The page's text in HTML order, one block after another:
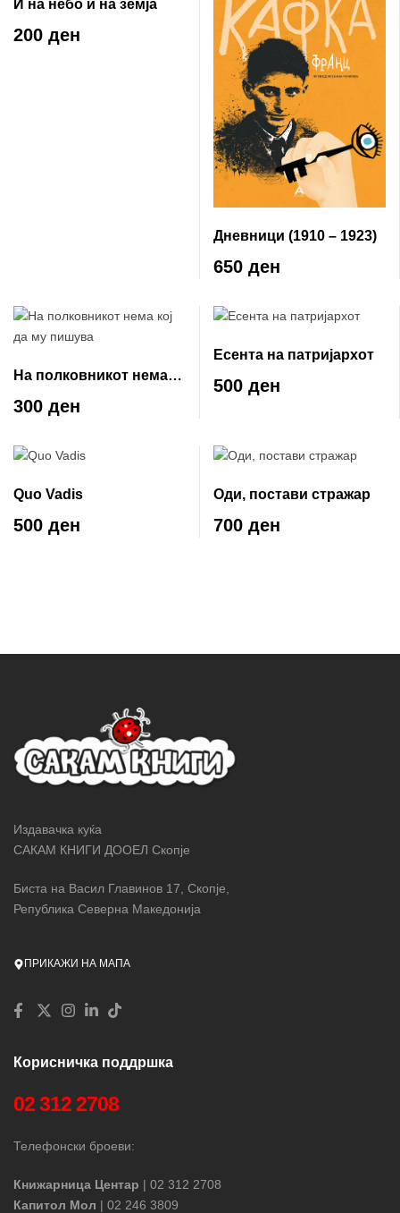
И на небо и на земја
200 ден
Дневници (1910 – 1923)
650 ден
На полковникот нема
кој да му пишува
300 ден
Есента на патријархот
500 ден
Quo Vadis
500 ден
Оди, постави стражар
700 ден
Издавачка куќа
САКАМ КНИГИ ДООЕЛ Скопје
Биста на Васил Главинов 17, Скопје,
Република Северна Македонија
ПРИКАЖИ НА МАПА
Корисничка поддршка
02 312 2708
Телефонски броеви:
Книжарница Центар | 02 312 2708
Капитол Мол | 02 246 3809